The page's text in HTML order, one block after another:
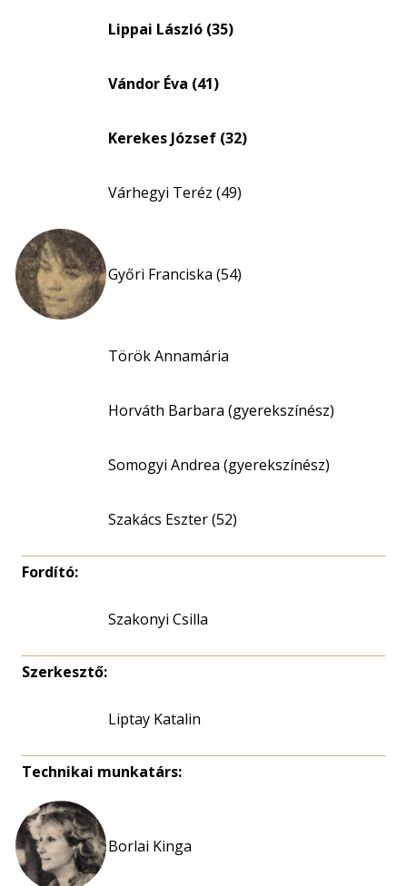
eloszlás
Lippai László (35)
Vándor Éva (41)
Kerekes József (32)
Várhegyi Teréz (49)
Győri Franciska (54)
Török Annamária
Horváth Barbara (gyerekszínész)
Somogyi Andrea (gyerekszínész)
Szakács Eszter (52)
Fordító:
Szakonyi Csilla
Szerkesztő:
Liptay Katalin
Technikai munkatárs:
Borlai Kinga